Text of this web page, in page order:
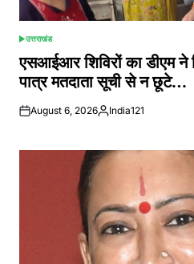
POSTED
IN
उत्तराखंड
एसआईआर शिविरों का डीएम ने
पात्र मतदाता सूची से न छूटे…
August 6, 2026Posted
India121